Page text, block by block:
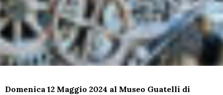
Domenica 12 Maggio 2024 al Museo Guatelli di